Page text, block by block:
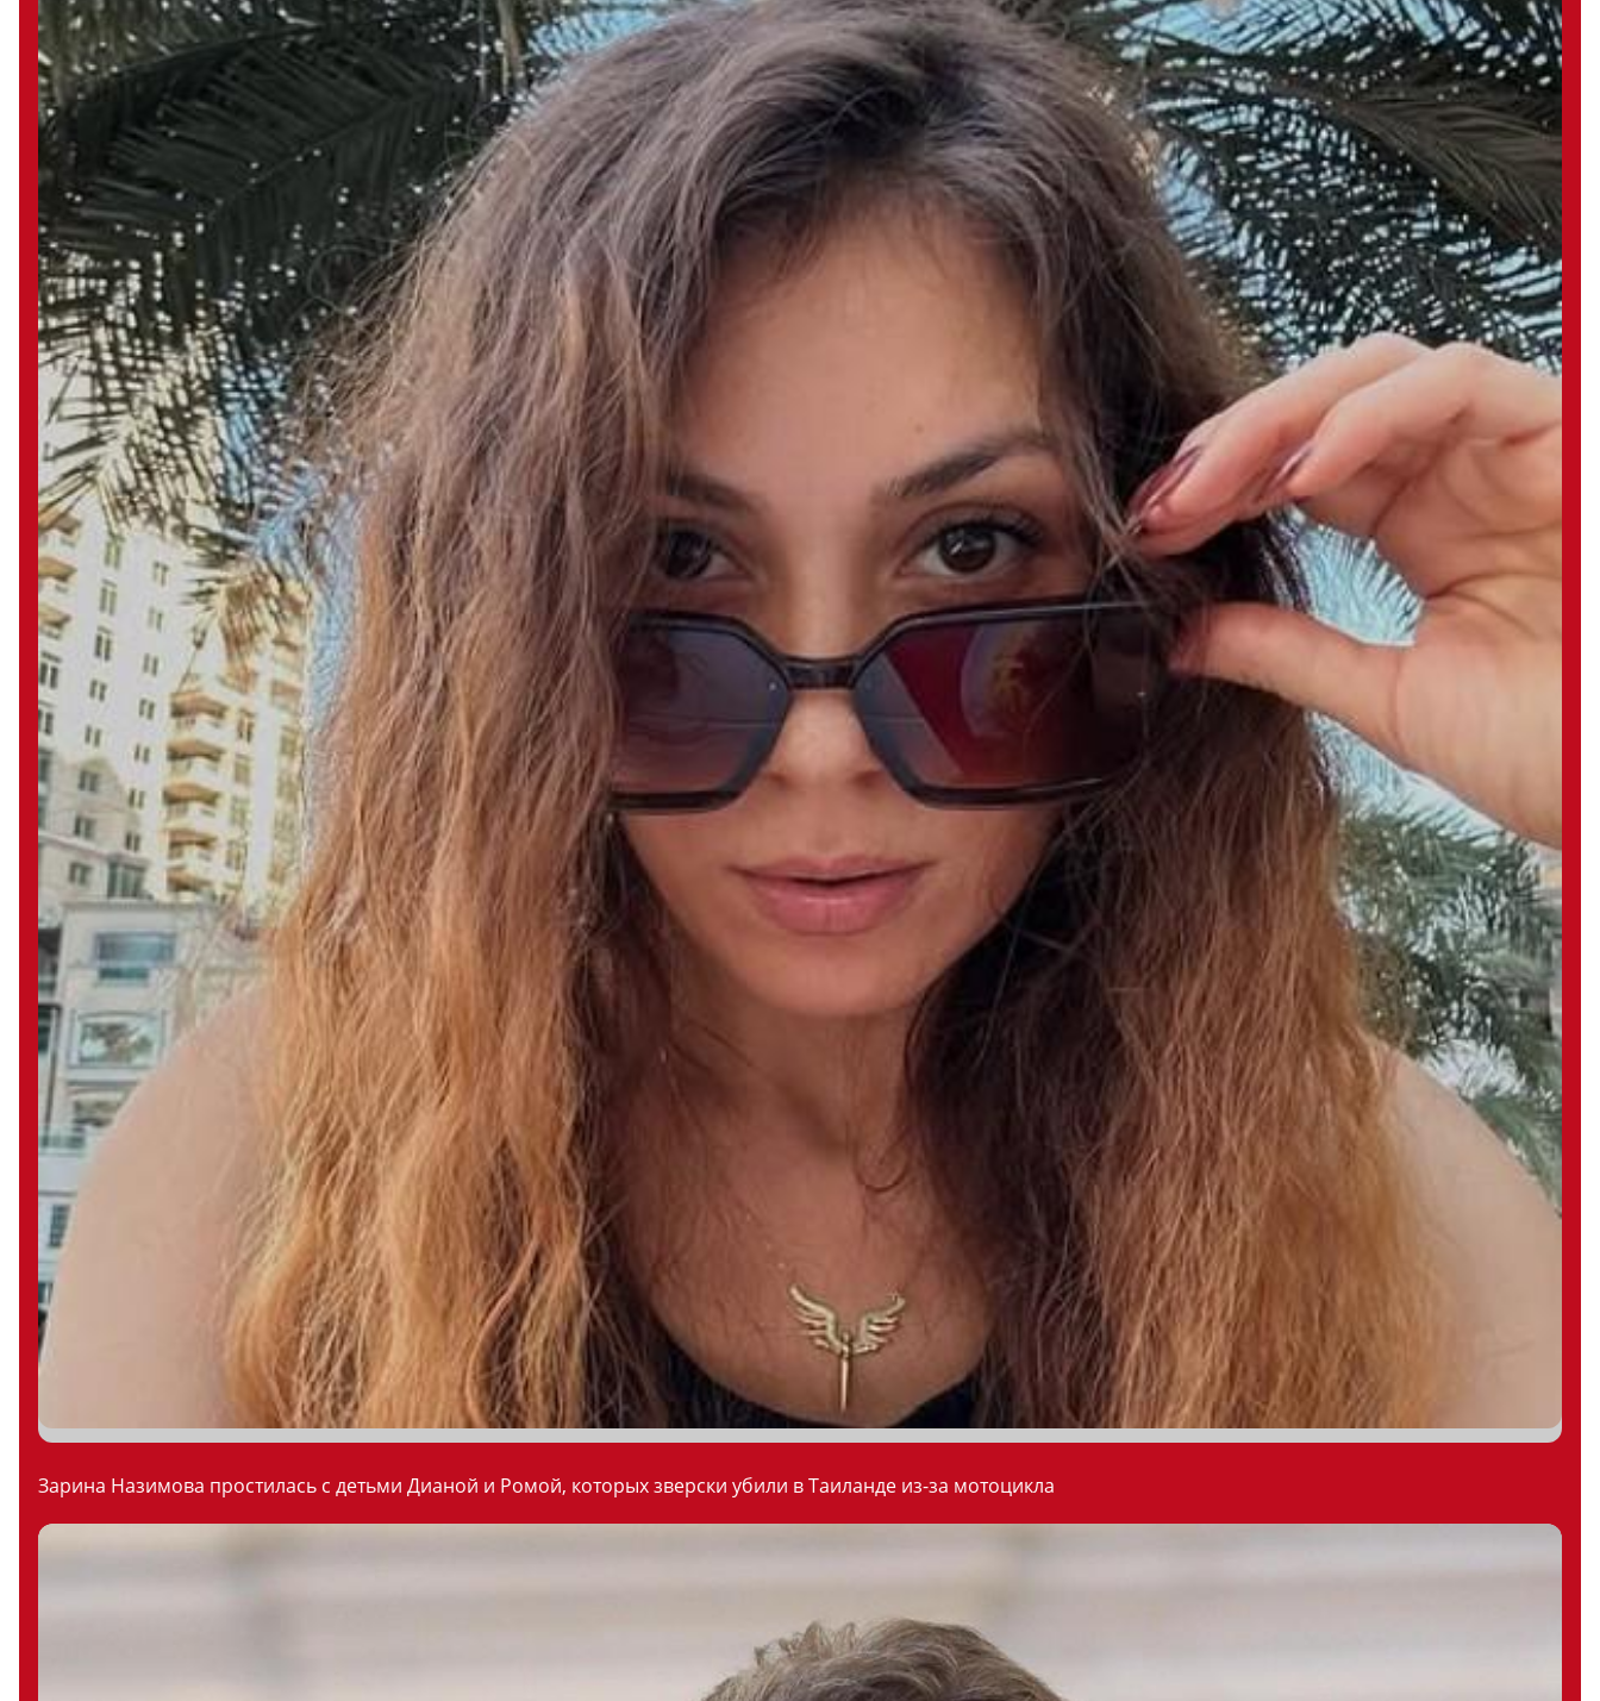
Зарина Назимова простилась с детьми Дианой и Ромой, которых зверски убили в Таиланде из-за мотоцикла